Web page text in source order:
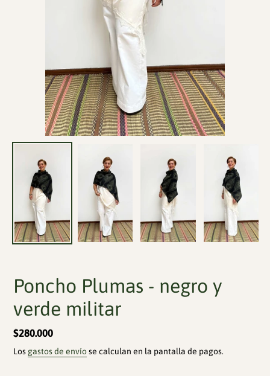
Poncho Plumas - negro y
verde militar
Precio
habitual
$280.000
Los gastos de envíose calculan en la pantalla de pagos.